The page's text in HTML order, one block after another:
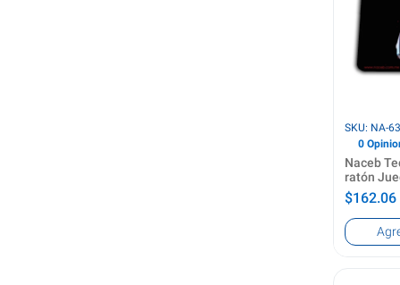
Número
SKU: NA-
0
Naceb
ratón
USB tipo
$162.06
Utilizar
Juego